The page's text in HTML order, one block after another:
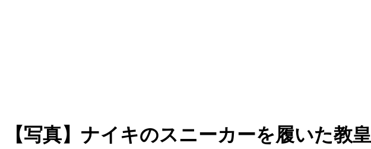
【写真】ナイキのスニーカーを履いた教皇